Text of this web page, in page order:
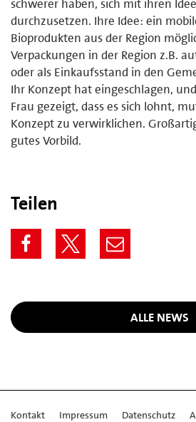
schwerer haben, sich mit ihren
durchzusetzen. Ihre Idee: ein
Bioprodukten aus der Region
Verpackungen in der Region z.B.
oder als Einkaufsstand in den
Ihr Konzept hat eingeschlagen,
Frau gezeigt, dass es sich lohnt,
Konzept zu verwirklichen.
gutes Vorbild.
Teilen
ALLE NEWS
Kontakt Impressum Datenschutz